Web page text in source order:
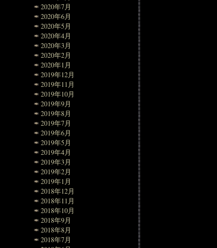
2020年7月
2020年6月
2020年5月
2020年4月
2020年3月
2020年2月
2020年1月
2019年12月
2019年11月
2019年10月
2019年9月
2019年8月
2019年7月
2019年6月
2019年5月
2019年4月
2019年3月
2019年2月
2019年1月
2018年12月
2018年11月
2018年10月
2018年9月
2018年8月
2018年7月